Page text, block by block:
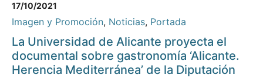
17/10/2021
Imagen y Promoción, Noticias, Portada
La Universidad de Alicante proyecta el
documental sobre gastronomía ‘Alicante.
Herencia Mediterránea’ de la Diputación